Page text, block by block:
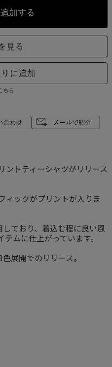
ちら
ントティーシャツがリリース
ィックがプリントが入りま
ており、着込む程に良い風
ムに仕上がっています。
展開でのリリース。